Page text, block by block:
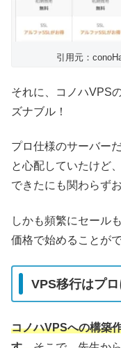
引用元：
それに、コノハVPS
ズナブル！
プロ仕様のサーバー
と心配していたけど
できたにも関わらず
しかも頻繁にセール
価格で始めることがで
VPS移行はプロ
コノハVPSへの構築